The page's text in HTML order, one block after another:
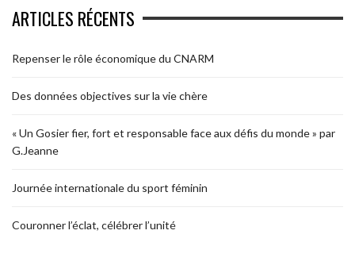
ARTICLES RÉCENTS
Repenser le rôle économique du CNARM
Des données objectives sur la vie chère
« Un Gosier fier, fort et responsable face aux défis du monde » par
G.Jeanne
Journée internationale du sport féminin
Couronner l’éclat, célébrer l’unité